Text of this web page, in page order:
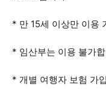
* 만 15세 이상만 이용
* 임산부는 이용 불가
* 개별 여행자 보험 가